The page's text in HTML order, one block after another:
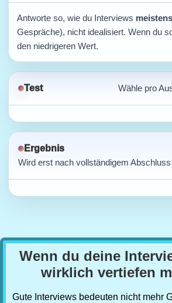
Antworte so, wie du Interviews meistens
Gespräche), nicht idealisiert. Wenn du
den niedrigeren Wert.
Test Wähle pro
Ergebnis
Wird erst nach vollständigem
Wenn du deine
wirklich vertiefen
Gute Interviews bedeuten nicht mehr